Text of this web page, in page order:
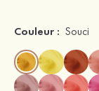
Couleur : Souci